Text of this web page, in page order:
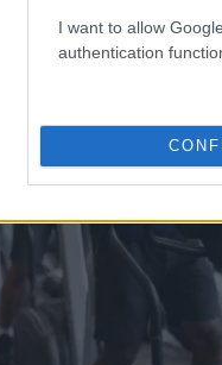
I want to allow
authentication